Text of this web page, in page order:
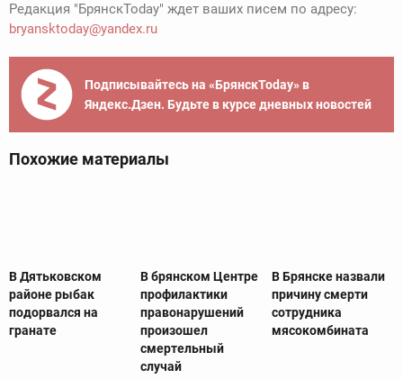
Редакция "БрянскToday" ждет ваших писем по адресу:
bryansktoday@yandex.ru
Подписывайтесь на «БрянскToday» в
Яндекс.Дзен. Будьте в курсе дневных новостей
Похожие материалы
В Дятьковском
районе рыбак
подорвался на
гранате
В брянском Центре
профилактики
правонарушений
произошел
смертельный
случай
В Брянске назвали
причину смерти
сотрудника
мясокомбината